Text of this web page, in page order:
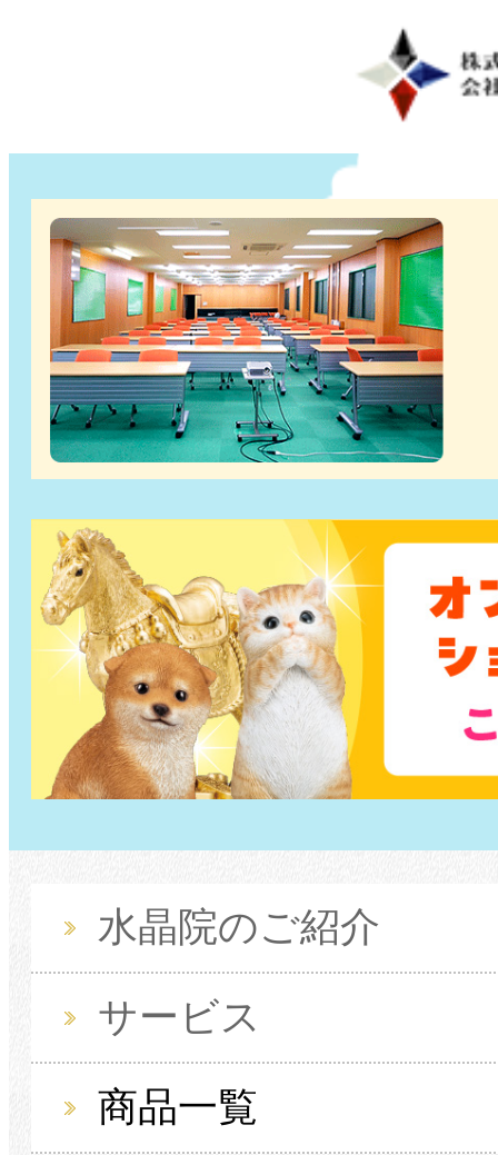
水晶院のご紹介
サービス
商品一覧